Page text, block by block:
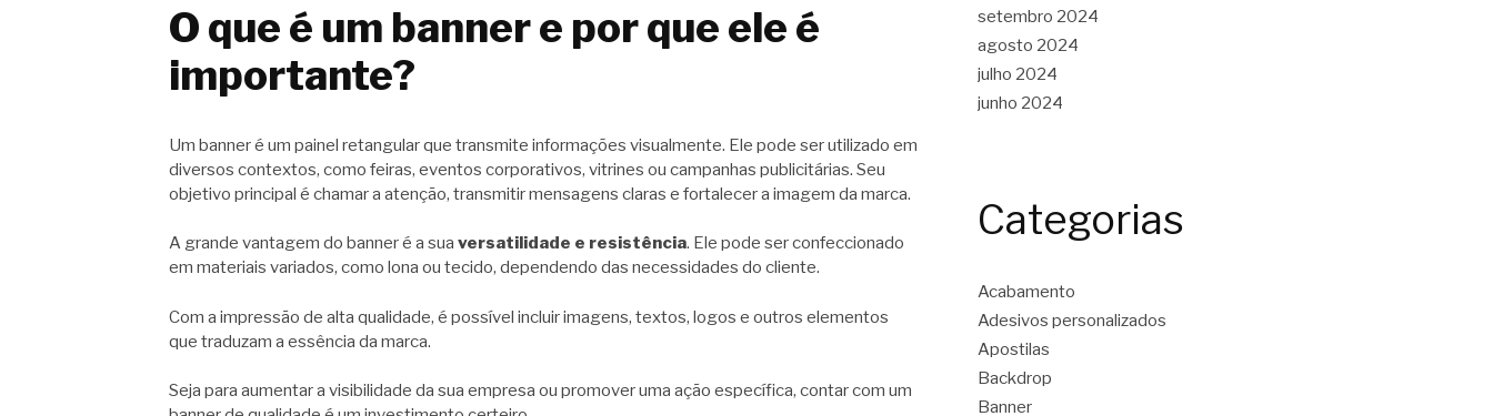
O que é um banner e por que ele é
importante?
Um banner é um painel retangular que transmite informações visualmente. Ele pode ser utilizado em
diversos contextos, como feiras, eventos corporativos, vitrines ou campanhas publicitárias. Seu
objetivo principal é chamar a atenção, transmitir mensagens claras e fortalecer a imagem da marca.
A grande vantagem do banner é a sua versatilidade e resistência. Ele pode ser confeccionado
em materiais variados, como lona ou tecido, dependendo das necessidades do cliente.
Com a impressão de alta qualidade, é possível incluir imagens, textos, logos e outros elementos
que traduzam a essência da marca.
Seja para aumentar a visibilidade da sua empresa ou promover uma ação específica, contar com um
setembro 2024
agosto 2024
julho 2024
junho 2024
Categorias
Acabamento
Adesivos personalizados
Apostilas
Backdrop
Banner